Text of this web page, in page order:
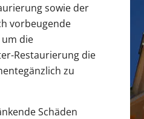
sowie der
vorbeugende
die
Restaurierung die
zu
Schäden